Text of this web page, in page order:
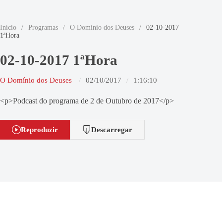
Início / Programas / O Domínio dos Deuses /
02-10-2017
1ªHora
02-10-2017 1ªHora
O Domínio dos Deuses 02/10/2017 1:16:10
<p>Podcast do programa de 2 de Outubro de 2017</p>
Reproduzir Descarregar